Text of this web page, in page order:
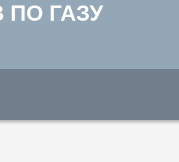
ГАЗУ